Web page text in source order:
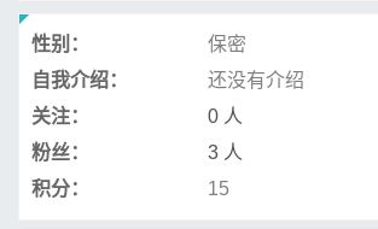
性别：
保密
自我介绍：
还没有介绍
关注：
0 人
粉丝：
3 人
积分：
15